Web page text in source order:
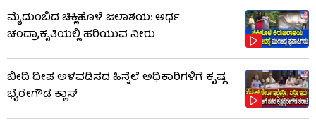
ಮೈದುಂಬಿದ ಚಿಕ್ಲಿಹೊಳೆ ಜಲಾಶಯ: ಅರ್ಧ
ಚಂದ್ರಾಕೃತಿಯಲ್ಲಿ ಹರಿಯುವ ನೀರು
ಬೀದಿ ದೀಪ ಅಳವಡಿಸದ ಹಿನ್ನೆಲೆ ಅಧಿಕಾರಿಗಳಿಗೆ ಕೃಷ್ಣ
ಭೈರೇಗೌಡ ಕ್ಲಾಸ್​​